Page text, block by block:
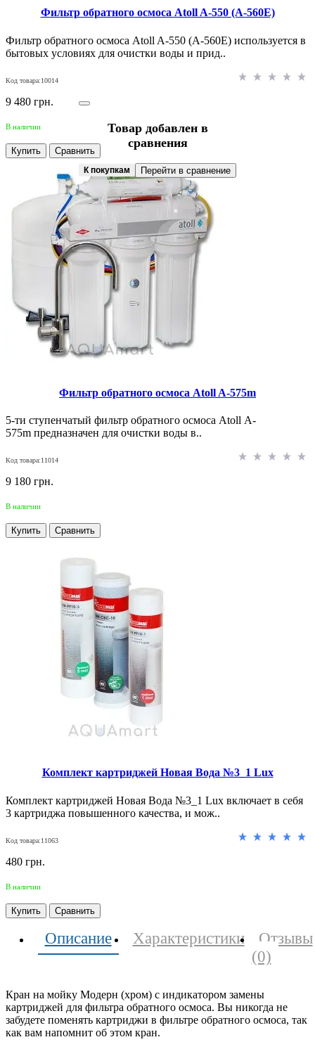
Фильтр обратного осмоса Atoll A-550 (A-560E)
Фильтр обратного осмоса Atoll A-550 (A-560E) используется в
бытовых условиях для очистки воды и прид..
Код товара:10014
9 480 грн.
В наличии
Купить Сравнить
Фильтр обратного осмоса Atoll A-575m
5-ти ступенчатый фильтр обратного осмоса Atoll A-
575m предназначен для очистки воды в..
Код товара:11014
9 180 грн.
В наличии
Купить Сравнить
Комплект картриджей Новая Вода №3_1 Lux
Комплект картриджей Новая Вода №3_1 Lux включает в себя
3 картриджа повышенного качества, и мож..
Код товара:11063
480 грн.
В наличии
Купить Сравнить
Описание Характеристики
Отзывы
(0)
Кран на мойку Модерн (хром) с индикатором замены
картриджей для фильтра обратного осмоса. Вы никогда не
забудете поменять картриджи в фильтре обратного осмоса, так
как вам напомнит об этом кран.
Товар добавлен в
сравнения
К покупкам Перейти в сравнение